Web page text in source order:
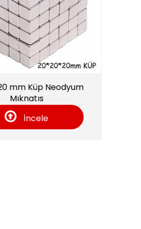
DN-200 Tekiner Manyetik Filtre
İncele